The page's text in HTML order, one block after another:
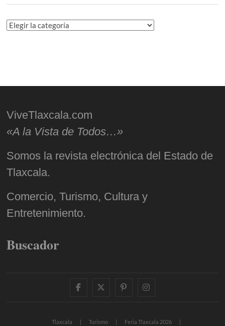
Categorías
ViveTlaxcala.com
«A la Vista de Todos…»
Somos la revista electrónica del Estado de
Tlaxcala.
Comercio, Turismo, Cultura y
Entretenimiento.
Buscador
facebooktwitter
pinterestinstagram
Tlaxcala Turismo Feria Tlaxcala 2026